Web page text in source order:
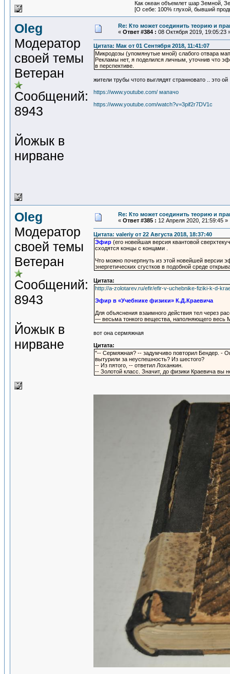
Как океан объемлет шар Земной,
[О себе: 100% глухой, бывший
Oleg
Модератор
своей темы
Ветеран
Сообщений:
8943
Йожык в
нирване
Re: Кто может соединить теорию и
« Ответ #384 : 08 Октября 2019, 19:05:23
Цитата: Мак от 01 Сентября 2018, 11:41:07
Микродозы (упомянутые мной) слабого отвара
Рекламы нет, я поделился личным, уточнив что
в перспективе.
жители трубы чтото выглядят странновато .. это ой
https://www.youtube.com/ мапачо
https://www.youtube.com/watch?v=3pif2r7DV1c
Oleg
Модератор
своей темы
Ветеран
Сообщений:
8943
Йожык в
нирване
Re: Кто может соединить теорию и
« Ответ #385 : 12 Апреля 2020, 21:59:45 »
Цитата: valeriy от 22 Августа 2018, 18:37:40
Эфир (его новейшая версия квантовой
сходятся концы с концами .
Что можно почерпнуть из этой новейшей версии
энергетических сгустков в подобной среде
Цитата:
http://a-zolotarev.ru/efir/efir-v-uchebnike-fiziki-k-d-
Эфир в «Учебнике физики» К.Д.Краевича
Для объяснения взаимного действия тел через
— весьма тонкого вещества, наполняющего весь
вот она сермяжная
Цитата:
"-- Сермяжная? -- задумчиво повторил Бендер. -
вытурили за неуспешность? Из шестого?
-- Из пятого, -- ответил Лоханкин.
-- Золотой класс. Значит, до физики Краевича вы